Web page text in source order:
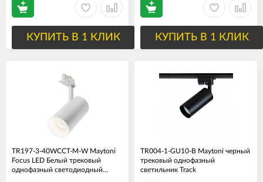
КУПИТЬ В 1 КЛИК КУПИТЬ В 1 КЛИК
TR197-3-40WCCT-M-W Maytoni
Focus LED Белый трековый
однофазный светодиодный
TR004-1-GU10-B Maytoni черный
трековый однофазный
светильник Track